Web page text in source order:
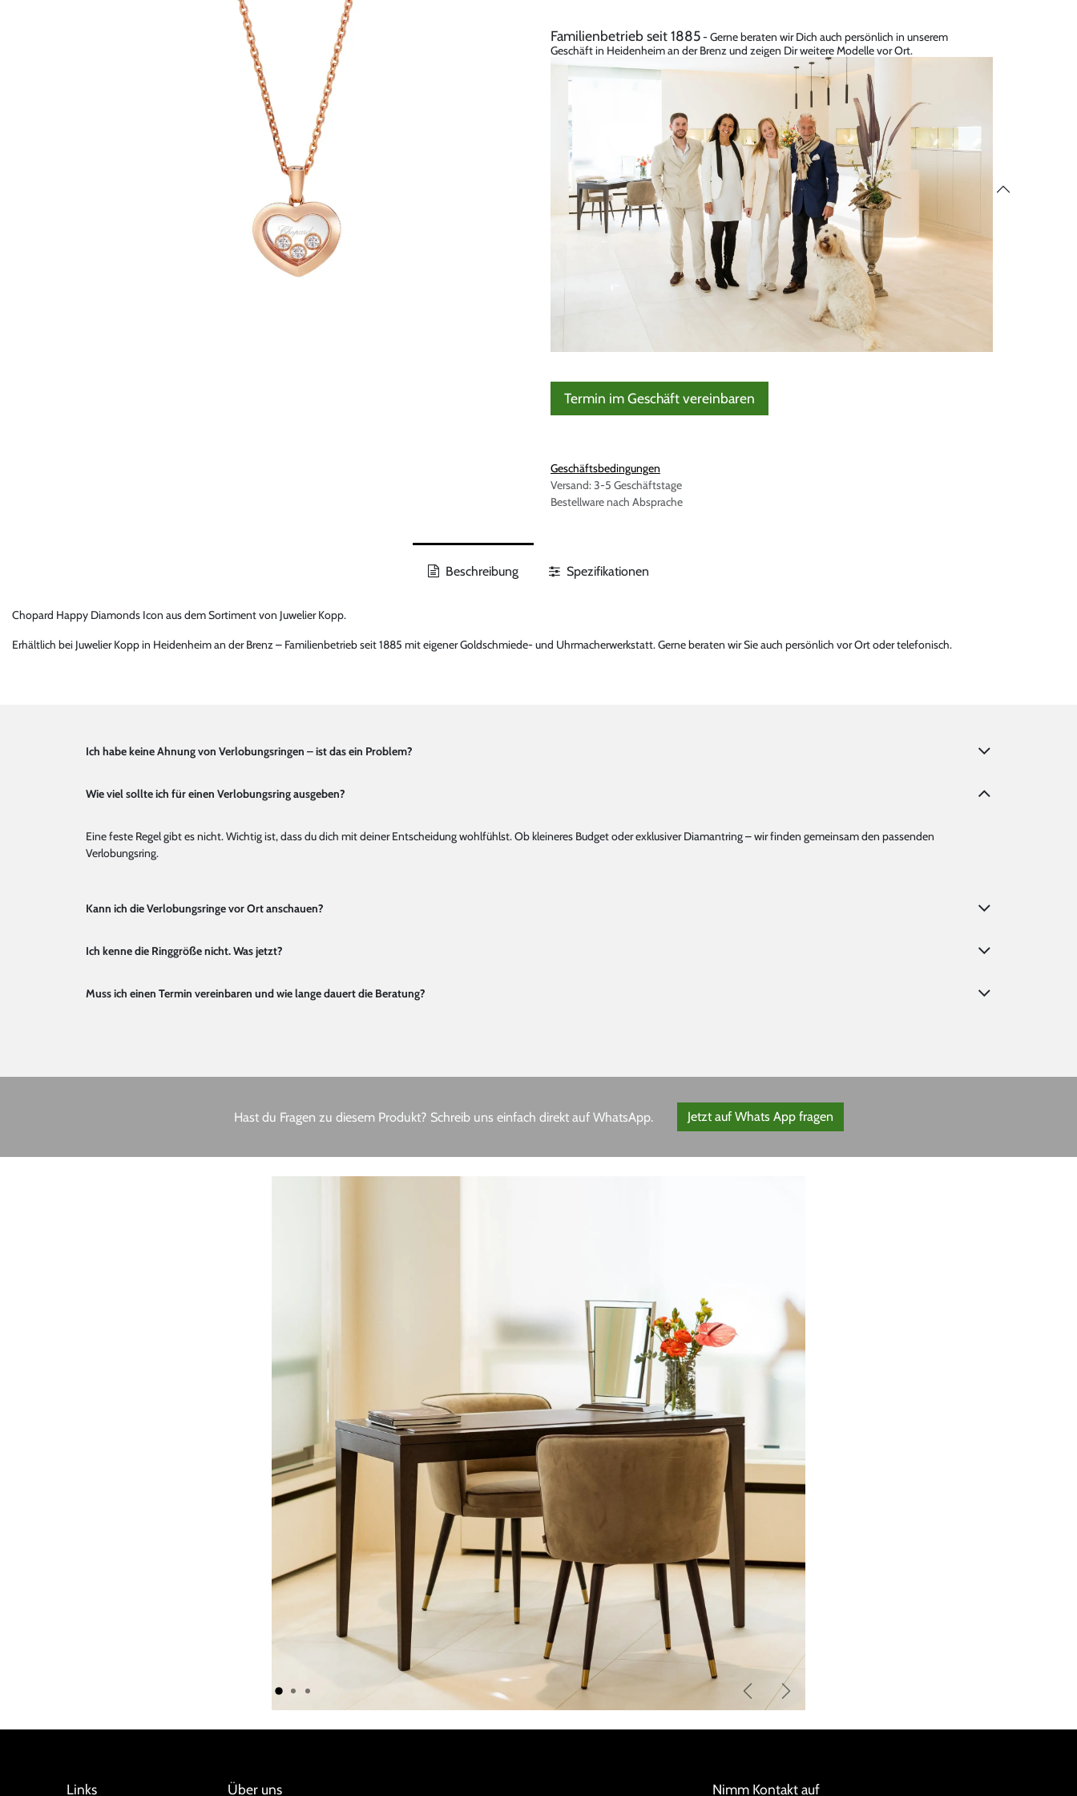
Familienbetrieb seit 1885- Gerne beraten wir Dich auch persönlich in unserem
Geschäft in Heidenheim an der Brenz und zeigen Dir weitere Modelle vor Ort.
Termin im Geschäft vereinbaren
Geschäftsbedingungen
Versand: 3-5 Geschäftstage
Bestellware nach Absprache
Beschreibung Spezifikationen
Chopard Happy Diamonds Icon aus dem Sortiment von Juwelier Kopp.
Erhältlich bei Juwelier Kopp in Heidenheim an der Brenz – Familienbetrieb seit 1885 mit eigener Goldschmiede- und Uhrmacherwerkstatt. Gerne beraten wir Sie auch persönlich vor Ort oder telefonisch.
Ich habe keine Ahnung von Verlobungsringen – ist das ein Problem?
Wie viel sollte ich für einen Verlobungsring ausgeben?
Eine feste Regel gibt es nicht. Wichtig ist, dass du dich mit deiner Entscheidung wohlfühlst. Ob kleineres Budget oder exklusiver Diamantring – wir finden gemeinsam den passenden
Verlobungsring.
Kann ich die Verlobungsringe vor Ort anschauen?
Ich kenne die Ringgröße nicht. Was jetzt?
Muss ich einen Termin vereinbaren und wie lange dauert die Beratung?
Hast du Fragen zu diesem Produkt? Schreib uns einfach direkt auf WhatsApp. Jetzt auf Whats App fragen
Zurück Weiter
Links Über uns Nimm Kontakt auf